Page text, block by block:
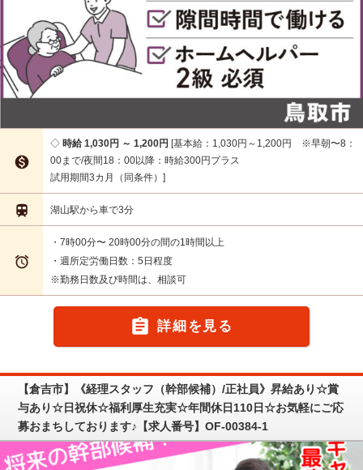

時給 1,030円 ～ 1,200円 基本給：1,030円～1,200円 ※早朝〜8：
00まで/夜間18：00以降：時給300円プラス
試用期間3カ月（同条件）
 湖山駅から車で3分

・7時00分〜 20時00分の間の1時間以上
・週所定労働日数：5日程度
※勤務日数及び時間は、相談可
 詳細を見る
【倉吉市】《経理スタッフ（幹部候補）/正社員》昇給あり☆賞
与あり☆日祝休☆福利厚生充実☆年間休日110日☆お気軽にご応
募おまちしております♪【求人番号】OF-00384-1